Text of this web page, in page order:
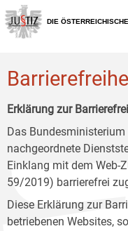
Zur
Hauptnavigation
[1]
Zum
Inhalt
[2]
Zum
Untermenü
[3]
DIE
Erklärung zur
Das
nachgeordnete
Einklang mit dem Web-
59/2019) barrierefrei
Diese Erklärung zur
betriebenen Websites,